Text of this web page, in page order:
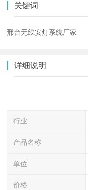
关键词
邢台无线安灯系统厂家
详细说明
行业
产品名称
单位
价格